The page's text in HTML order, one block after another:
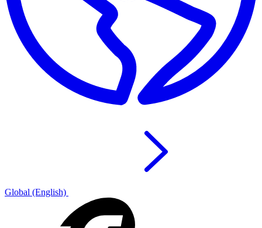
Global (English)